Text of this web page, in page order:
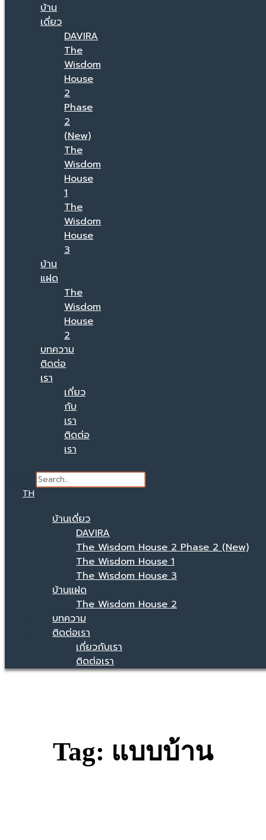
บ้าน
เดี่ยว
DAVIRA
The
Wisdom
House
2
Phase
2
(New)
The
Wisdom
House
1
The
Wisdom
House
3
บ้าน
แฝด
The
Wisdom
House
2
บทความ
ติดต่อ
เรา
เกี่ยว
กับ
เรา
ติดต่อ
เรา
TH
บ้านเดี่ยว
DAVIRA
The Wisdom House 2 Phase 2 (New)
The Wisdom House 1
The Wisdom House 3
บ้านแฝด
The Wisdom House 2
บทความ
ติดต่อเรา
เกี่ยวกับเรา
ติดต่อเรา
Tag: แบบบ้าน